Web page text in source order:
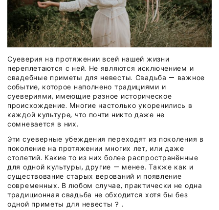
Суеверия на протяжении всей нашей жизни
переплетаются с ней. Не являются исключением и
свадебные приметы для невесты. Свадьба — важное
событие, которое наполнено традициями и
суевериями, имеющие разное историческое
происхождение. Многие настолько укоренились в
каждой культуре, что почти никто даже не
сомневается в них.
Эти суеверные убеждения переходят из поколения в
поколение на протяжении многих лет, или даже
столетий. Какие то из них более распространённые
для одной культуры, другие — менее. Также как и
существование старых верований и появление
современных. В любом случае, практически не одна
традиционная свадьба не обходится хотя бы без
одной приметы для невесты ? .